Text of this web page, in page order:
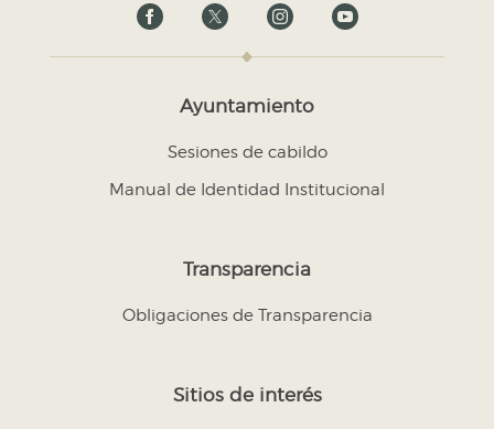
Ayuntamiento
Sesiones de cabildo
Manual de Identidad Institucional
Transparencia
Obligaciones de Transparencia
Sitios de interés